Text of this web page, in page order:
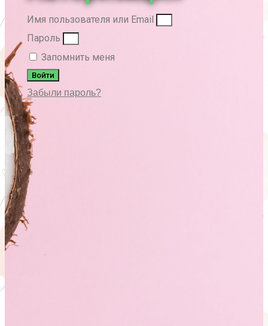
Имя пользователя или Email
Пароль
Запомнить меня
Войти
Забыли пароль?